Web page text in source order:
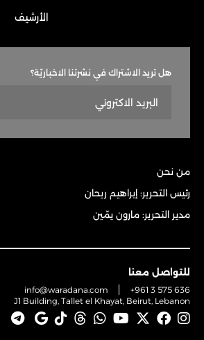
الأرشيف
هل تريد الاشتراك في نشرتنا الاخباريّة؟
من نحن
رئيس التحرير: إبراهيم ريحان
مدير التحرير: مارون يمّين
للتواصل معنا
info@waradana.com
+961 3 575 636
J1 Building, Tallet el Khayat, Beirut, Lebanon